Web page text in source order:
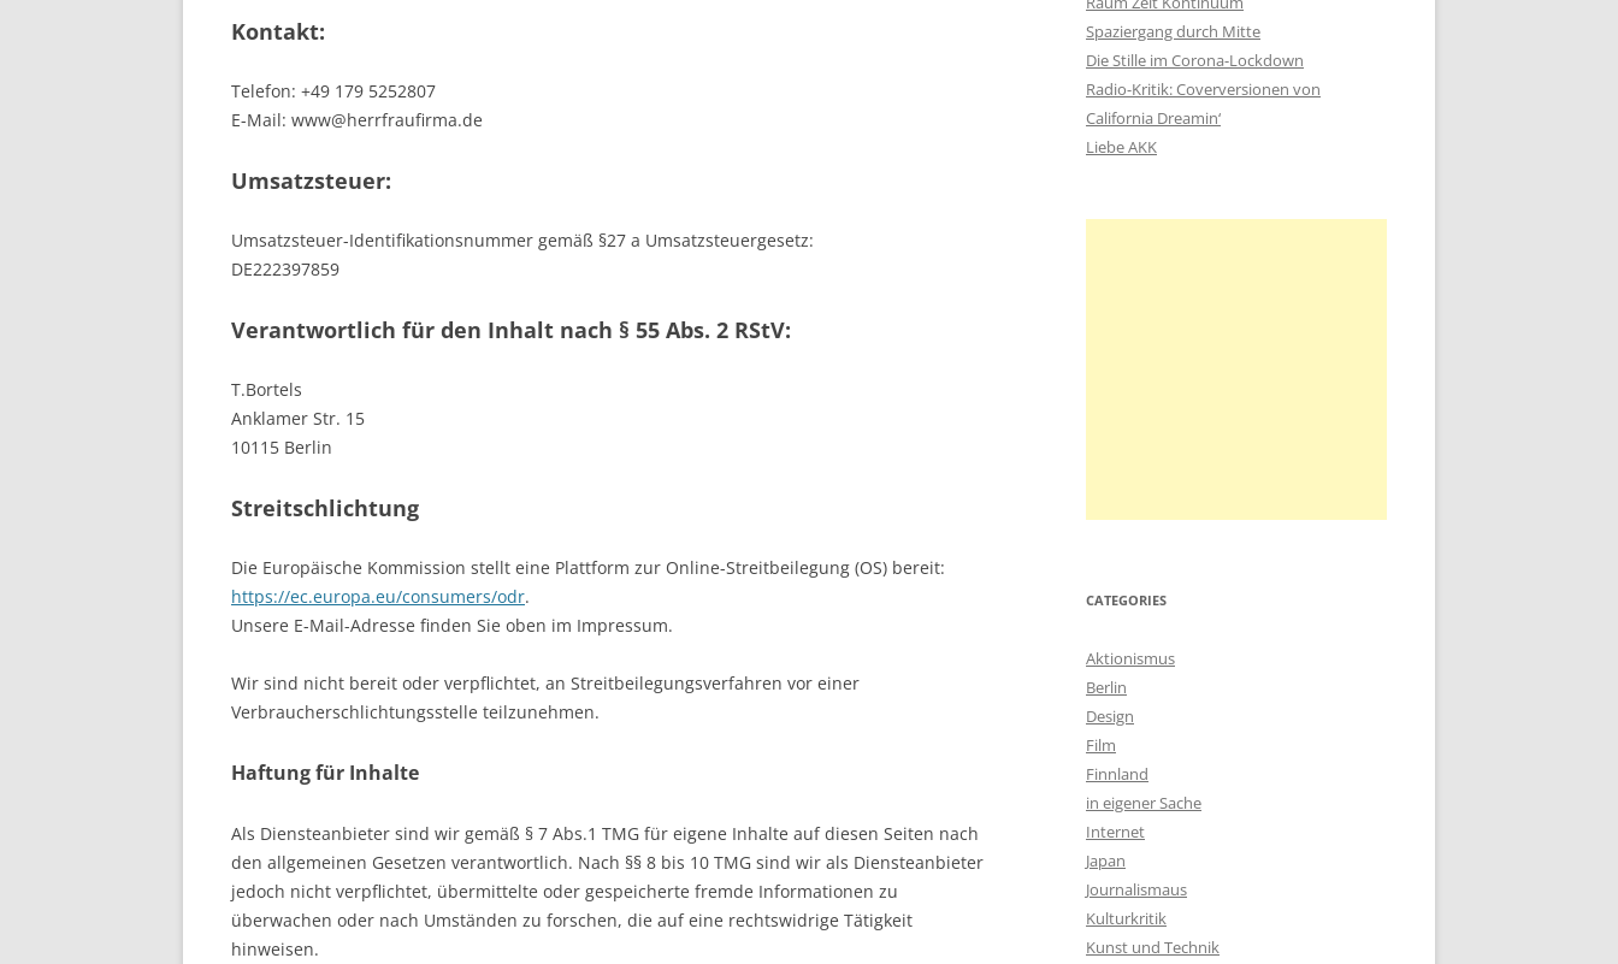
Kontakt:
Telefon: +49 179 5252807
E-Mail: www@herrfraufirma.de
Umsatzsteuer:
Umsatzsteuer-Identifikationsnummer gemäß §27 a Umsatzsteuergesetz:
DE222397859
Verantwortlich für den Inhalt nach § 55 Abs. 2 RStV:
T.Bortels
Anklamer Str. 15
10115 Berlin
Streitschlichtung
Die Europäische Kommission stellt eine Plattform zur Online-Streitbeilegung (OS) bereit:
https://ec.europa.eu/consumers/odr.
Unsere E-Mail-Adresse finden Sie oben im Impressum.
Wir sind nicht bereit oder verpflichtet, an Streitbeilegungsverfahren vor einer
Verbraucherschlichtungsstelle teilzunehmen.
Haftung für Inhalte
Als Diensteanbieter sind wir gemäß § 7 Abs.1 TMG für eigene Inhalte auf diesen Seiten nach
den allgemeinen Gesetzen verantwortlich. Nach §§ 8 bis 10 TMG sind wir als Diensteanbieter
jedoch nicht verpflichtet, übermittelte oder gespeicherte fremde Informationen zu
überwachen oder nach Umständen zu forschen, die auf eine rechtswidrige Tätigkeit
hinweisen.
n
a
c
h
:
Spaziergang durch Mitte
Die Stille im Corona-Lockdown
Radio-Kritik: Coverversionen von
California Dreamin‘
Liebe AKK
CATEGORIES
Aktionismus
Berlin
Design
Film
Finnland
in eigener Sache
Internet
Japan
Journalismaus
Kulturkritik
Kunst und Technik